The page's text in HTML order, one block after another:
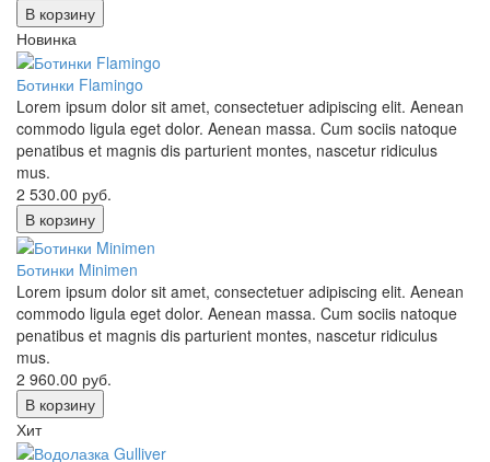
В корзину
Новинка
Ботинки Flamingo
Lorem ipsum dolor sit amet, consectetuer adipiscing elit. Aenean
commodo ligula eget dolor. Aenean massa. Cum sociis natoque
penatibus et magnis dis parturient montes, nascetur ridiculus
mus.
2 530.00 руб.
В корзину
Ботинки Minimen
Lorem ipsum dolor sit amet, consectetuer adipiscing elit. Aenean
commodo ligula eget dolor. Aenean massa. Cum sociis natoque
penatibus et magnis dis parturient montes, nascetur ridiculus
mus.
2 960.00 руб.
В корзину
Хит